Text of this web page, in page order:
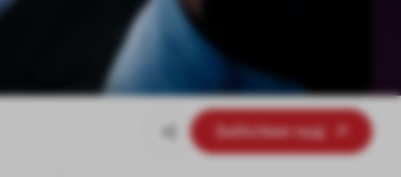
Solliciteer nu